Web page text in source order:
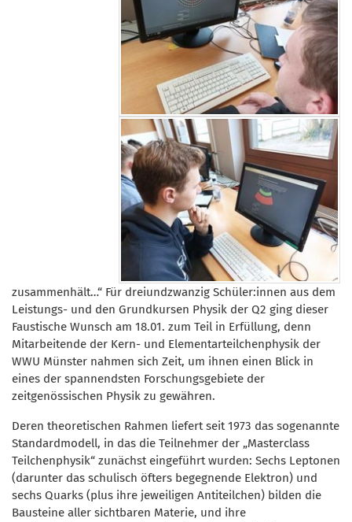
zusammenhält…“ Für dreiundzwanzig Schüler:innen aus dem
Leistungs- und den Grundkursen Physik der Q2 ging dieser
Faustische Wunsch am 18.01. zum Teil in Erfüllung, denn
Mitarbeitende der Kern- und Elementarteilchenphysik der
WWU Münster nahmen sich Zeit, um ihnen einen Blick in
eines der spannendsten Forschungsgebiete der
zeitgenössischen Physik zu gewähren.
Deren theoretischen Rahmen liefert seit 1973 das sogenannte
Standardmodell, in das die Teilnehmer der „Masterclass
Teilchenphysik“ zunächst eingeführt wurden: Sechs Leptonen
(darunter das schulisch öfters begegnende Elektron) und
sechs Quarks (plus ihre jeweiligen Antiteilchen) bilden die
Bausteine aller sichtbaren Materie, und ihre